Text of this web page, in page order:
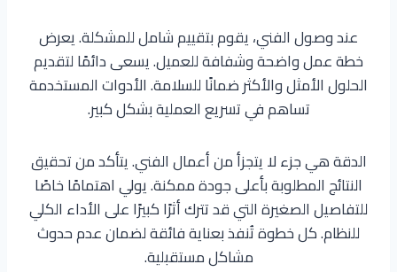
عند وصول الفني، يقوم بتقييم شامل للمشكلة. يعرض
خطة عمل واضحة وشفافة للعميل. يسعى دائمًا لتقديم
الحلول الأمثل والأكثر ضمانًا للسلامة. الأدوات المستخدمة
تساهم في تسريع العملية بشكل كبير.
الدقة هي جزء لا يتجزأ من أعمال الفني. يتأكد من تحقيق
النتائج المطلوبة بأعلى جودة ممكنة. يولي اهتمامًا خاصًا
للتفاصيل الصغيرة التي قد تترك أثرًا كبيرًا على الأداء الكلي
للنظام. كل خطوة تُنفذ بعناية فائقة لضمان عدم حدوث
مشاكل مستقبلية.